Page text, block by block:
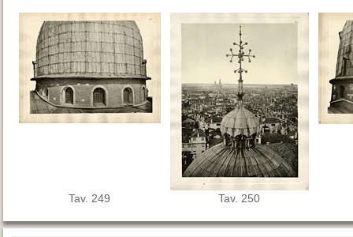
Tav. 249 Tav. 250